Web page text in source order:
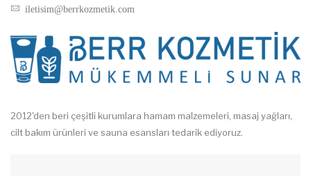
iletisim@berrkozmetik.com
2012'den beri çeşitli kurumlara hamam malzemeleri, masaj yağları,
cilt bakım ürünleri ve sauna esansları tedarik ediyoruz.